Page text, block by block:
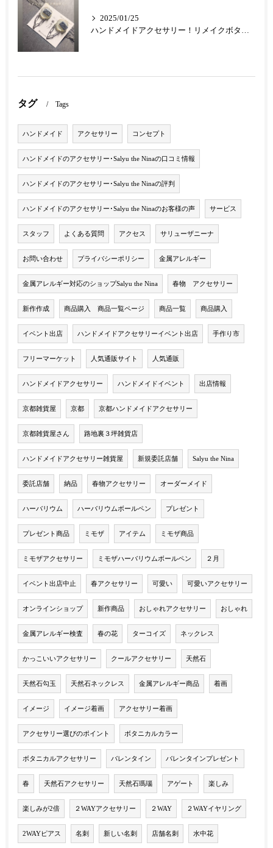
2025/01/25
ハンドメイドアクセサリー！リメイクボタンのアクセサリーが最高です！
タグ Tags
ハンドメイド アクセサリー コンセプト
ハンドメイドのアクセサリー･Salyu the Ninaの口コミ情報
ハンドメイドのアクセサリー･Salyu the Ninaの評判
ハンドメイドのアクセサリー･Salyu the Ninaのお客様の声 サービス
スタッフ よくある質問 アクセス サリューザニーナ
お問い合わせ プライバシーポリシー 金属アレルギー
金属アレルギー対応のショップSalyu the Nina 春物 アクセサリー
新作作成 商品購入 商品一覧ページ 商品一覧 商品購入
イベント出店 ハンドメイドアクセサリーイベント出店 手作り市
フリーマーケット 人気通販サイト 人気通販
ハンドメイドアクセサリー ハンドメイドイベント 出店情報
京都雑貨屋 京都 京都ハンドメイドアクセサリー
京都雑貨屋さん 路地裏３坪雑貨店
ハンドメイドアクセサリー雑貨屋 新規委託店舗 Salyu the Nina
委託店舗 納品 春物アクセサリー オーダーメイド
ハーバリウム ハーバリウムボールペン プレゼント
プレゼント商品 ミモザ アイテム ミモザ商品
ミモザアクセサリー ミモザハーバリウムボールペン ２月
イベント出店中止 春アクセサリー 可愛い 可愛いアクセサリー
オンラインショップ 新作商品 おしゃれアクセサリー おしゃれ
金属アレルギー検査 春の花 ターコイズ ネックレス
かっこいいアクセサリー クールアクセサリー 天然石
天然石勾玉 天然石ネックレス 金属アレルギー商品 着画
イメージ イメージ着画 アクセサリー着画
アクセサリー選びのポイント ボタニカルカラー
ボタニカルアクセサリー バレンタイン バレンタインプレゼント
春 天然石アクセサリー 天然石瑪瑙 アゲート 楽しみ
楽しみが2倍 ２WAYアクセサリー ２WAY ２WAYイヤリング
2WAYピアス 名刺 新しい名刺 店舗名刺 水中花